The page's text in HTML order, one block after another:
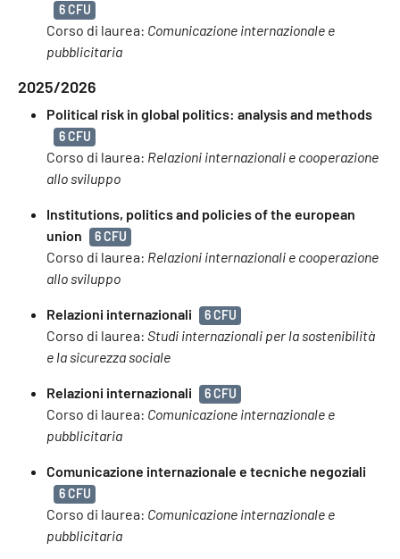
6 CFU
Corso di laurea: Comunicazione internazionale e
pubblicitaria
2025/2026
Political risk in global politics: analysis and methods
6 CFU
Corso di laurea: Relazioni internazionali e cooperazione
allo sviluppo
Institutions, politics and policies of the european
union
6 CFU
Corso di laurea: Relazioni internazionali e cooperazione
allo sviluppo
Relazioni internazionali 6 CFU
Corso di laurea: Studi internazionali per la sostenibilità
e la sicurezza sociale
Relazioni internazionali 6 CFU
Corso di laurea: Comunicazione internazionale e
pubblicitaria
Comunicazione internazionale e tecniche negoziali
6 CFU
Corso di laurea: Comunicazione internazionale e
pubblicitaria